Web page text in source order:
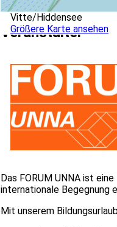
Vitte/Hiddensee
Größere Karte ansehen
Veranstalter
Das FORUM UNNA ist
internationale Begegnung
Mit unserem